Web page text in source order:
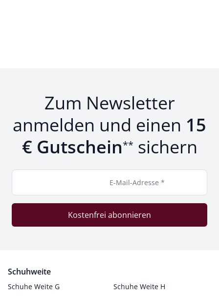
Zum Newsletter
anmelden und einen 15
€ Gutschein** sichern
E-Mail-Adresse *
Kostenfrei abonnieren
Schuhweite
Schuhe Weite G
Schuhe Weite H